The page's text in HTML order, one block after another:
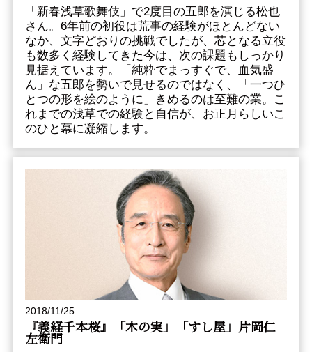
「新春浅草歌舞伎」で2度目の五郎を演じる松也
さん。6年前の初役は荒事の経験がほとんどない
なか、文字どおりの挑戦でしたが、芯となる立役
も数多く経験してきた今は、次の課題もしっかり
見据えています。「純粋でまっすぐで、血気盛
ん」な五郎を勢いで見せるのではなく、「一つひ
とつの形を絵のように」きめるのは至難の業。こ
れまでの浅草での経験と自信が、お正月らしいこ
のひと幕に凝縮します。
2018/11/25
『義経千本桜』「木の実」「すし屋」片岡仁
左衛門